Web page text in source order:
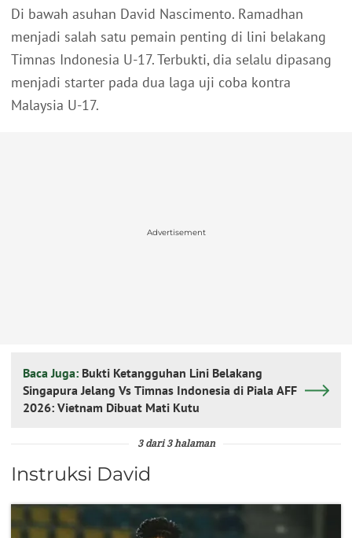
Di bawah asuhan David Nascimento. Ramadhan
menjadi salah satu pemain penting di lini belakang
Timnas Indonesia U-17. Terbukti, dia selalu dipasang
menjadi starter pada dua laga uji coba kontra
Malaysia U-17.
Advertisement
Baca Juga: Bukti Ketangguhan Lini Belakang
Singapura Jelang Vs Timnas Indonesia di Piala AFF
2026: Vietnam Dibuat Mati Kutu
3 dari 3 halaman
Instruksi David